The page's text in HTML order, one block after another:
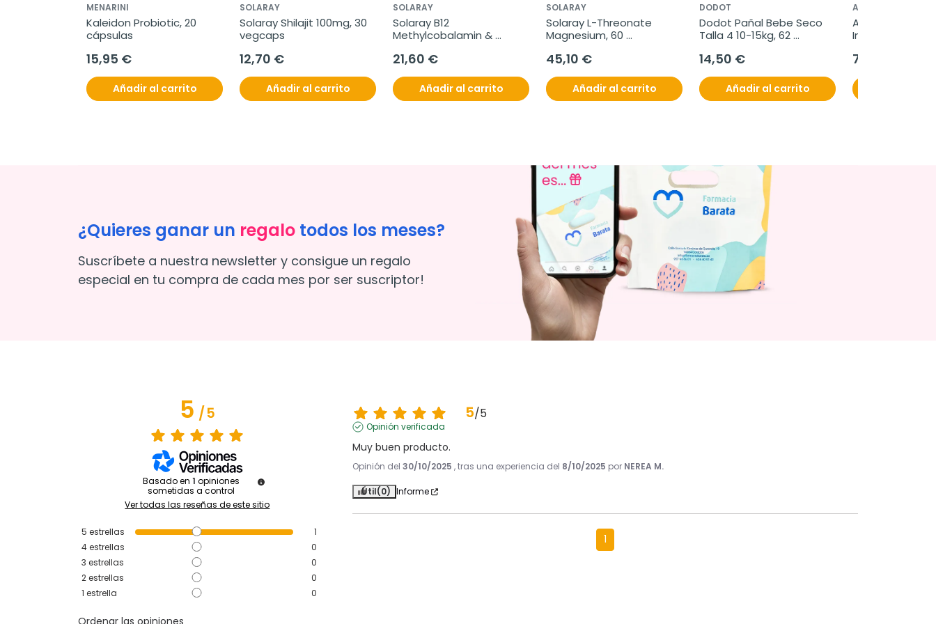
MENARINI
Kaleidon Probiotic, 20
cápsulas
15,95 €
Añadir al carrito
SOLARAY
Solaray Shilajit 100mg, 30
vegcaps
12,70 €
Añadir al carrito
SOLARAY
Solaray B12
Methylcobalamin &
2000mg
21,60 €
Añadir al carrito
SOLARAY
Solaray L-Threonate
Magnesium, 60
45,10 €
Añadir al carrito
DODOT
Dodot Pañal Bebe Seco
Talla 4 10-15kg, 62
14,50 €
Añadir al carrito
ACOFAR
Acofar Nesira
Invisible
7,60 €
¿Quieres ganar un regalo todos los meses?
Suscríbete a nuestra newsletter y consigue un regalo
especial en tu compra de cada mes por ser suscriptor!
5/5
Basado en 1 opiniones
sometidas a control
Ver todas las reseñas de este sitio
5 estrellas
1
4estrellas
0
3 estrellas
0
2estrellas
0
1 estrella 0
5/5
Opinión verificada
Muy buen producto.
Opinión del30/10/2025 , tras una experiencia del 8/10/2025 por NEREA M.
Útil(0) Informe
1